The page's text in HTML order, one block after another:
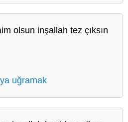
olsun inşallah tez çıksın
uğramak